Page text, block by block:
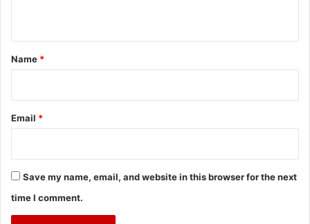
*
Name *
Email *
Save my name, email, and website in this browser for the next
time I comment.